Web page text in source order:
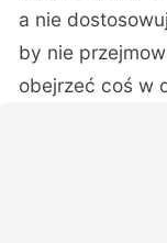
a nie
by nie
obejrzeć coś w